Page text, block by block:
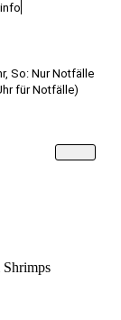
So: Nur Notfälle
für Notfälle)